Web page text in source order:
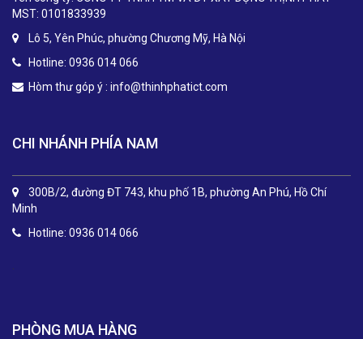
MST: 0101833939
Lô 5, Yên Phúc, phường Chương Mỹ, Hà Nội
Hotline: 0936 014 066
Hòm thư góp ý : info@thinhphatict.com
CHI NHÁNH PHÍA NAM
300B/2, đường ĐT 743, khu phố 1B, phường An Phú, Hồ Chí
Minh
Hotline: 0936 014 066
PHÒNG MUA HÀNG